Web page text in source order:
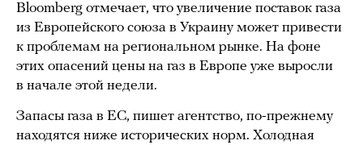
Bloomberg отмечает, что увеличение поставок газа
из Европейского союза в Украину может привести
к проблемам на региональном рынке. На фоне
этих опасений цены на газ в Европе уже выросли
в начале этой недели.
Запасы газа в ЕС, пишет агентство, по-прежнему
находятся ниже исторических норм. Холодная